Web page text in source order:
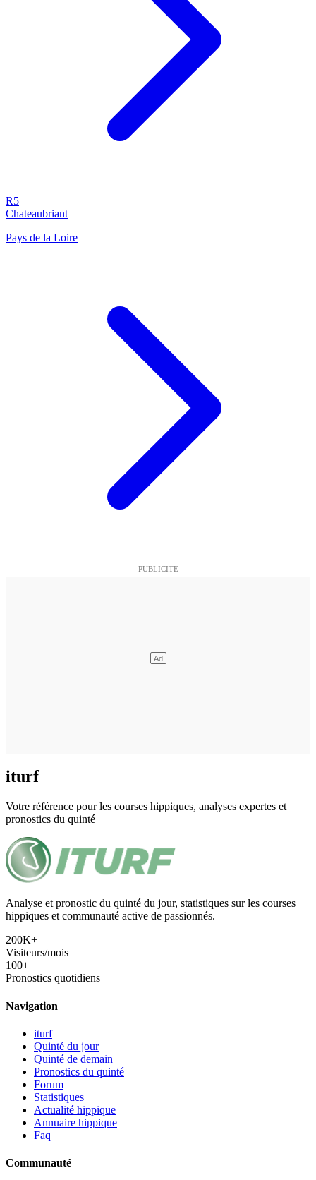
R5
Chateaubriant
Pays de la Loire
iturf
Votre référence pour les courses hippiques, analyses expertes et
pronostics du quinté
Analyse et pronostic du quinté du jour, statistiques sur les courses
hippiques et communauté active de passionnés.
200K+
Visiteurs/mois
100+
Pronostics quotidiens
Navigation
iturf
Quinté du jour
Quinté de demain
Pronostics du quinté
Forum
Statistiques
Actualité hippique
Annuaire hippique
Faq
Communauté